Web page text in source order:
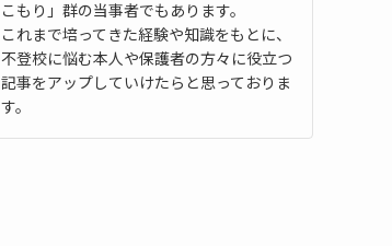
こもり」群の当事者でもあります。
これまで培ってきた経験や知識をもとに、
不登校に悩む本人や保護者の方々に役立つ
記事をアップしていけたらと思っておりま
す。